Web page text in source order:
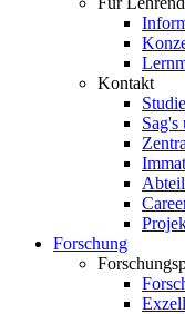
Kontakt
Forschung